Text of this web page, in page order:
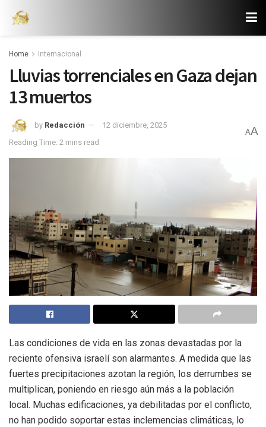
Home Internacional
Lluvias torrenciales en Gaza dejan
13 muertos
by Redacción
12 diciembre, 2025
Reading Time: 2 mins read
AA
Las condiciones de vida en las zonas devastadas por la
reciente ofensiva israelí son alarmantes. A medida que las
fuertes precipitaciones azotan la región, los derrumbes se
multiplican, poniendo en riesgo aún más a la población
local. Muchas edificaciones, ya debilitadas por el conflicto,
no han podido soportar estas inclemencias climáticas, lo